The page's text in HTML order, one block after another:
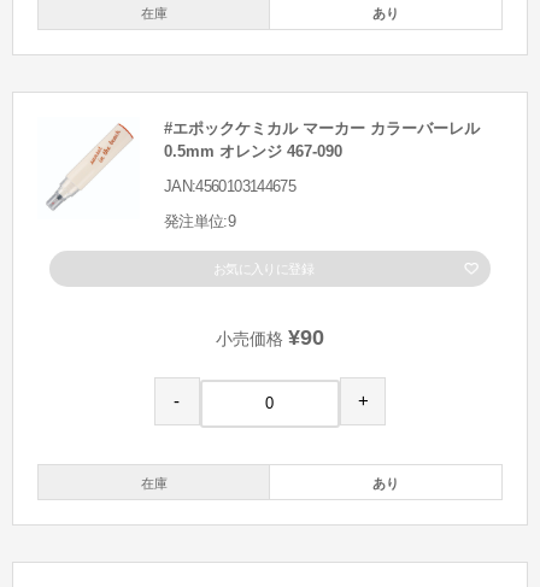
在庫 あり
#エポックケミカル マーカー カラーバーレル
0.5mm オレンジ 467-090
JAN:4560103144675
発注単位:9
お気に入りに登録
小売価格 ¥90
- +
在庫 あり